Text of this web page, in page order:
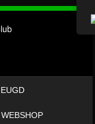
WEBSHOP